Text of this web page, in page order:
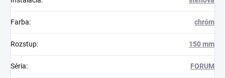
Farba: chróm
Rozstup: 150 mm
Séria: FORUM